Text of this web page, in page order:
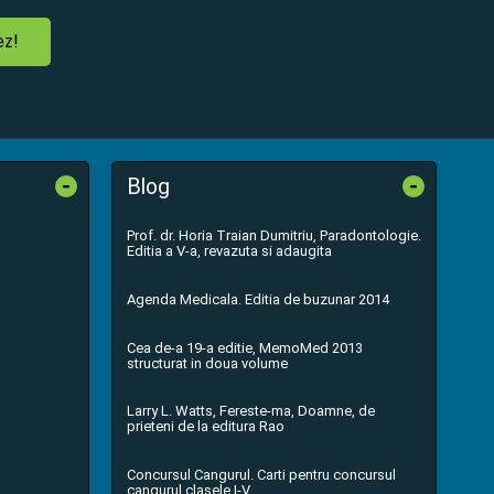
- Blog -
Prof. dr. Horia Traian Dumitriu, Paradontologie.
Editia a V-a, revazuta si adaugita
Agenda Medicala. Editia de buzunar 2014
Cea de-a 19-a editie, MemoMed 2013
structurat in doua volume
Larry L. Watts, Fereste-ma, Doamne, de
prieteni de la editura Rao
Concursul Cangurul. Carti pentru concursul
cangurul clasele I-V